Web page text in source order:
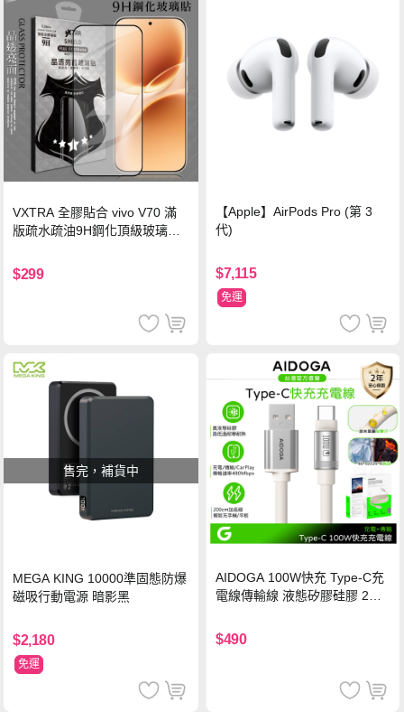
VXTRA 全膠貼合 vivo V70 滿
版疏水疏油9H鋼化頂級玻璃貼
$299
【Apple】AirPods Pro (第 3
代)
$7,115
免運
售完，補貨中
MEGA KING 10000準固態防爆
磁吸行動電源 暗影黑
$2,180
免運
AIDOGA 100W快充 Type-C充
電線傳輸線 液態矽膠硅膠 2M
$490